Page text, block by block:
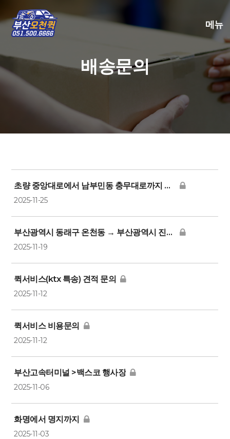
메뉴
배송문의
초량 중앙대로에서 남부민동 충무대로까지 서류 퀵 비용
2025-11-25
부산광역시 동래구 온천동 → 부산광역시 진구 전포동
2025-11-19
퀵서비스(ktx 특송) 견적 문의
2025-11-12
퀵서비스 비용문의
2025-11-12
부산고속터미널 >백스코 행사장
2025-11-06
화명에서 명지까지
2025-11-03